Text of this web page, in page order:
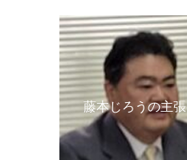
藤本じろうの主張